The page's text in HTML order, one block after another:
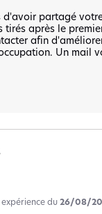
d'avoir partagé
tirés après le
afin
Un mail
expérience du26/08/